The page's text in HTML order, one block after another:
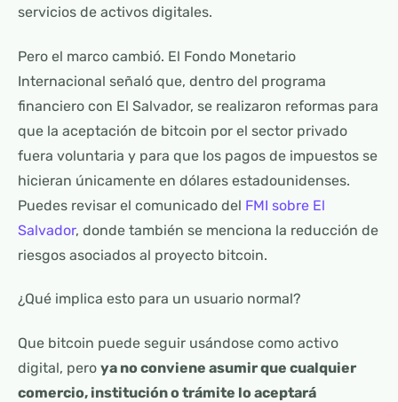
servicios de activos digitales.
Pero el marco cambió. El Fondo Monetario
Internacional señaló que, dentro del programa
financiero con El Salvador, se realizaron reformas para
que la aceptación de bitcoin por el sector privado
fuera voluntaria y para que los pagos de impuestos se
hicieran únicamente en dólares estadounidenses.
Puedes revisar el comunicado del FMI sobre El
Salvador, donde también se menciona la reducción de
riesgos asociados al proyecto bitcoin.
¿Qué implica esto para un usuario normal?
Que bitcoin puede seguir usándose como activo
digital, pero ya no conviene asumir que cualquier
comercio, institución o trámite lo aceptará